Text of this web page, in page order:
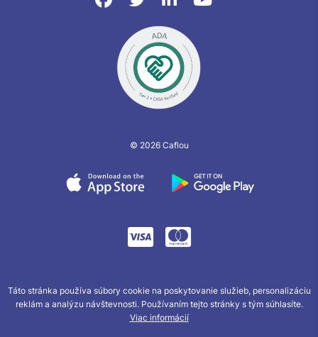
© 2026 Caflou
Táto stránka používa súbory cookie na poskytovanie služieb, personalizáciu
reklám a analýzu návštevnosti. Používaním tejto stránky s tým súhlasíte.
Viac informácií